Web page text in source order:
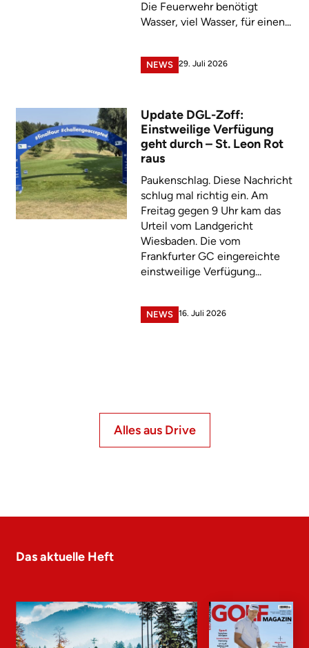
Die Feuerwehr benötigt
Wasser, viel Wasser, für einen...
NEWS 29. Juli 2026
Update DGL-Zoff:
Einstweilige Verfügung
geht durch – St. Leon Rot
raus
Paukenschlag. Diese Nachricht
schlug mal richtig ein. Am
Freitag gegen 9 Uhr kam das
Urteil vom Landgericht
Wiesbaden. Die vom
Frankfurter GC eingereichte
einstweilige Verfügung...
NEWS 16. Juli 2026
Alles aus Drive
Das aktuelle Heft